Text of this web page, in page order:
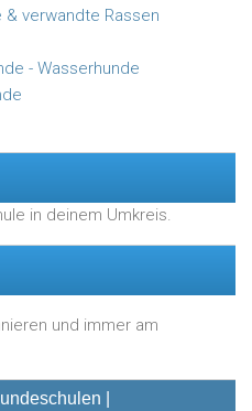
verwandte Rassen
- Wasserhunde
in deinem Umkreis.
und immer am